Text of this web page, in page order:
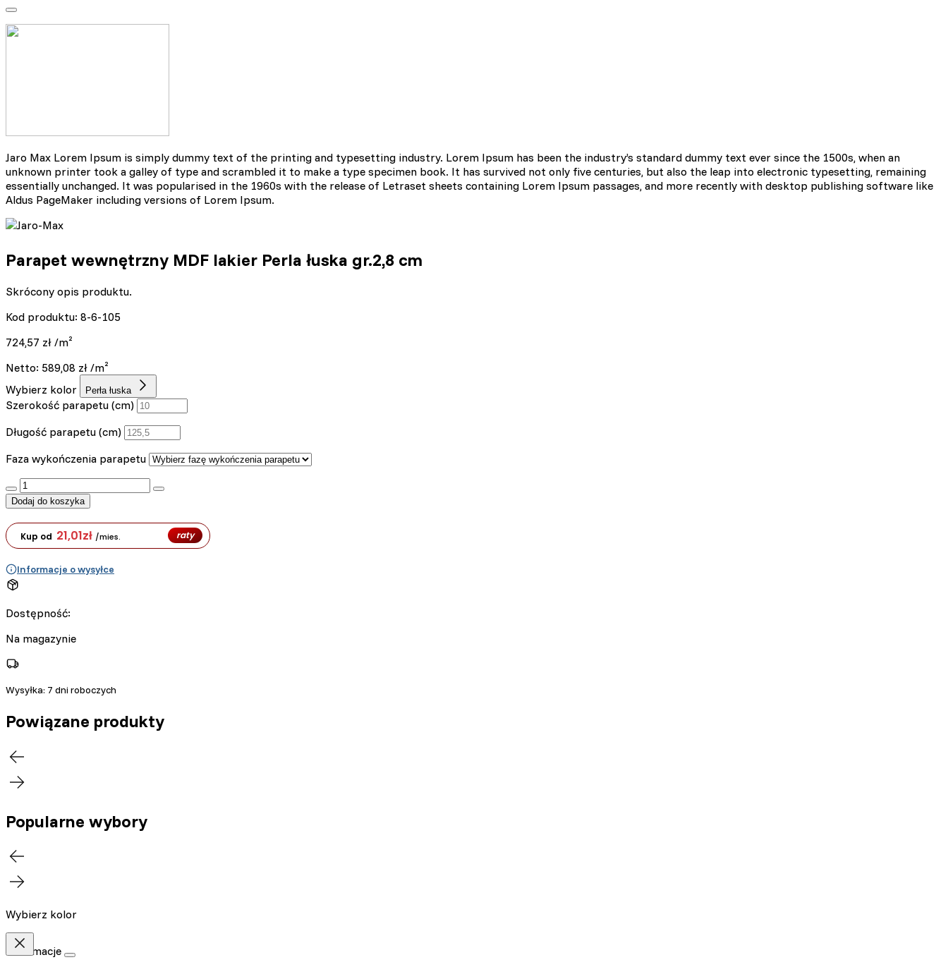
Jaro Max Lorem Ipsum is simply dummy text of the printing and typesetting industry. Lorem Ipsum has been the industry’s standard dummy text ever since the 1500s, when an
unknown printer took a galley of type and scrambled it to make a type specimen book. It has survived not only five centuries, but also the leap into electronic typesetting, remaining
essentially unchanged. It was popularised in the 1960s with the release of Letraset sheets containing Lorem Ipsum passages, and more recently with desktop publishing software like
Aldus PageMaker including versions of Lorem Ipsum.
Parapet wewnętrzny MDF lakier Perla łuska gr.2,8 cm
Skrócony opis produktu.
Kod produktu: 8-6-105
724,57 zł /m²
Netto: 589,08 zł /m²
Wybierz kolor
Perła łuska
Szerokość parapetu (cm)
Długość parapetu (cm)
Faza wykończenia parapetu
:product_name quantity
Dodaj do koszyka
Kup od 21,01zł /mies. raty
Informacje o wysyłce
Dostępność:
Na magazynie
Wysyłka: 7 dni roboczych
Powiązane produkty
Popularne wybory
Wybierz kolor
Informacje
Nieklasyfikowane
Nieklasyfikowane pliki cookie, to pliki, które są w procesie klasyfikowania, wraz z dostawcami poszczególnych ciasteczek.